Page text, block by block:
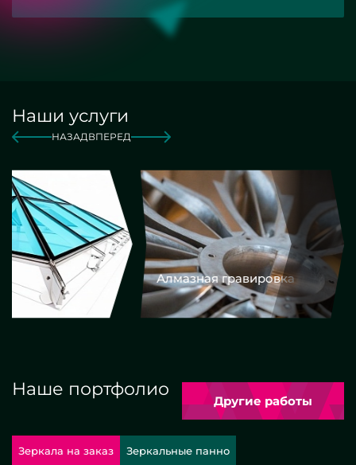
Наши услуги
НАЗАДВПЕРЕД
Алмазная гравировка
Наше портфолио
Другие работы
Зеркала на заказ Зеркальные панно